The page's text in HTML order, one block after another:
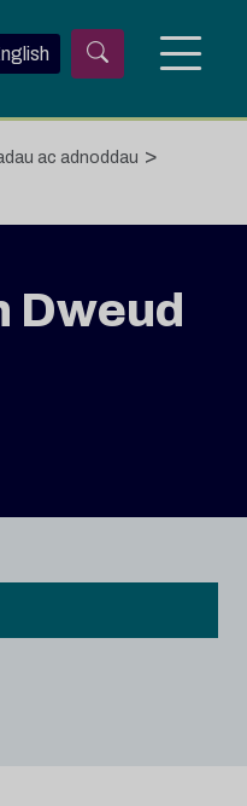
ac adnoddau >
Dweud